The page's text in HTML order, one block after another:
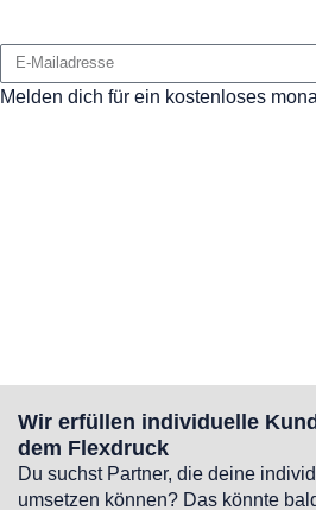
Melden dich für ein kostenloses
Wir erfüllen individuelle
dem Flexdruck
Du suchst Partner, die deine
umsetzen können? Das könnte